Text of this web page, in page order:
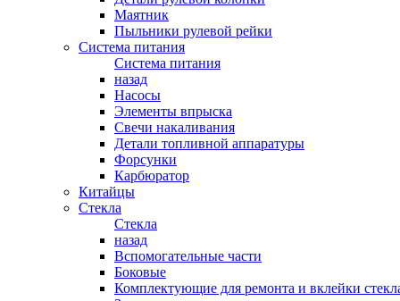
Маятник
Пыльники рулевой рейки
Система питания
Система питания
назад
Насосы
Элементы впрыска
Свечи накаливания
Детали топливной аппаратуры
Форсунки
Карбюратор
Китайцы
Стекла
Стекла
назад
Вспомогательные части
Боковые
Комплектующие для ремонта и вклейки